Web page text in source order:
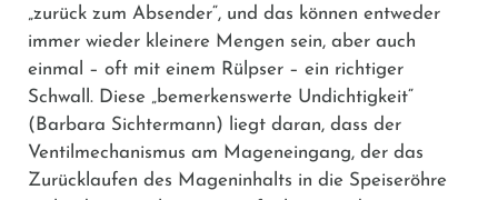
„zurück zum Absender“, und das können entweder
immer wieder kleinere Mengen sein, aber auch
einmal – oft mit einem Rülpser – ein richtiger
Schwall. Diese „bemerkenswerte Undichtigkeit“
(Barbara Sichtermann) liegt daran, dass der
Ventilmechanismus am Mageneingang, der das
Zurücklaufen des Mageninhalts in die Speiseröhre